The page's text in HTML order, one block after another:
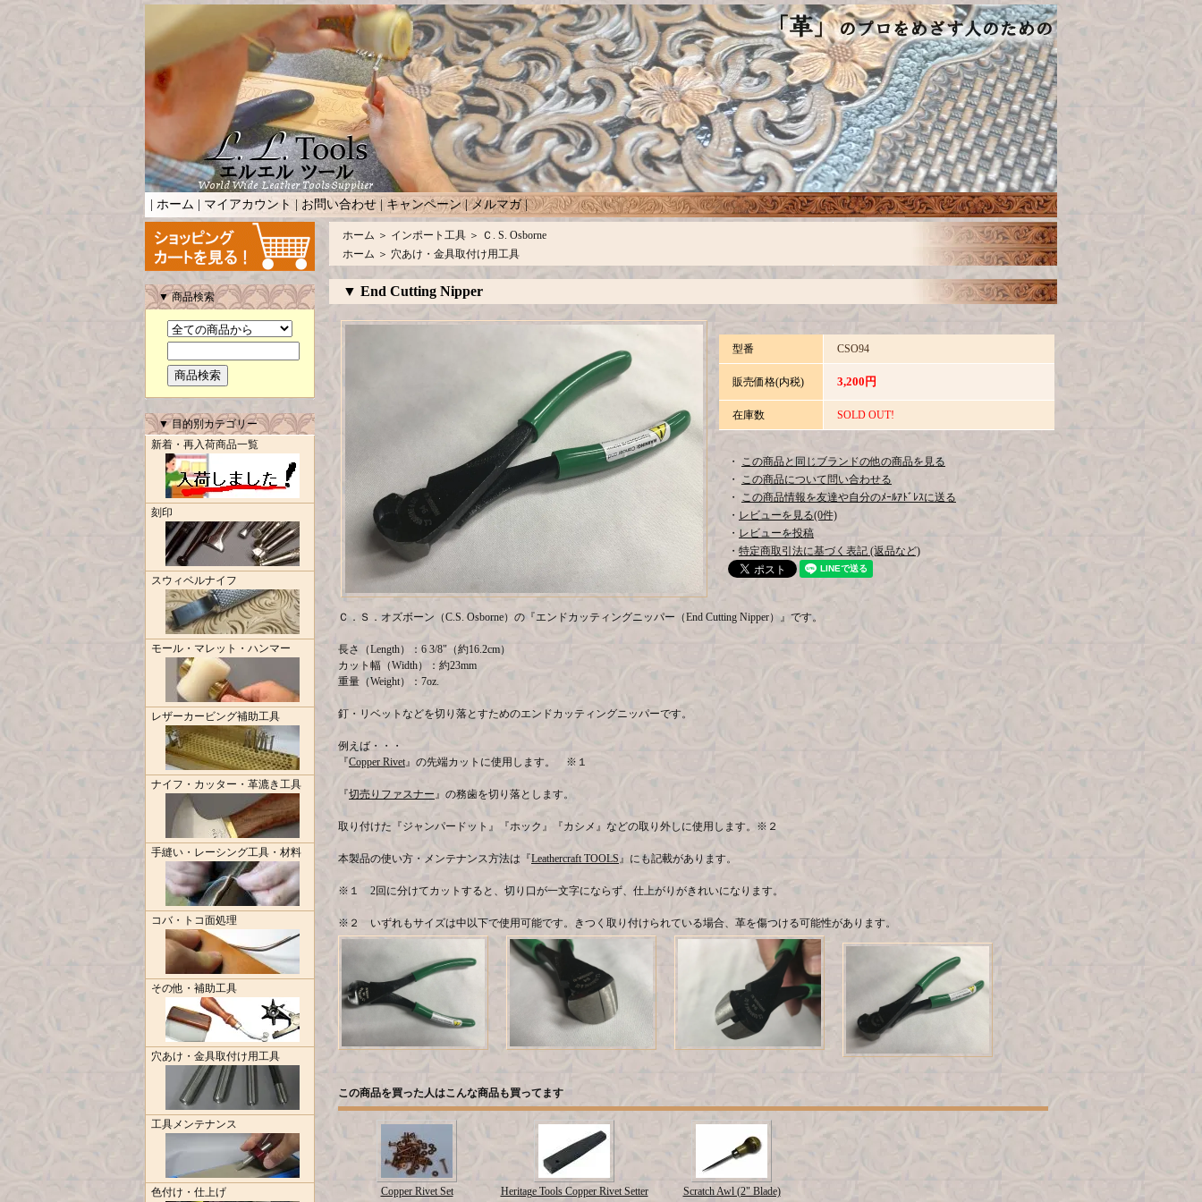
ホーム マイアカウント | お問い合わせ | キャンペーン|メルマガ|
▼ 商品検索
▼ 目的別カテゴリー
新着・再入荷商品一覧
刻印
スウィベルナイフ
モール・マレット・ハンマー
レザーカービング補助工具
ナイフ・カッター・革漉き工具
手縫い・レーシング工具・材料
コバ・トコ面処理
その他・補助工具
穴あけ・金具取付け用工具
工具メンテナンス
色付け・仕上げ
ホーム ＞ インポート工具 ＞ Ｃ. S. Osborne
ホーム ＞ 穴あけ・金具取付け用工具
▼ End Cutting Nipper
型番 CSO94
販売価格(内税) 3,200円
在庫数 SOLD OUT!
・ この商品と同じブランドの他の商品を見る
・ この商品について問い合わせる
・ この商品情報を友達や自分のﾒｰﾙｱﾄﾞﾚｽに送る
・ レビューを見る(0件)
・ レビューを投稿
・ 特定商取引法に基づく表記 (返品など)
Ｃ．Ｓ．オズボーン（C.S. Osborne）の『エンドカッティングニッパー（End Cutting Nipper）』です。
長さ（Length）：6 3/8"（約16.2cm）
カット幅（Width）：約23mm
重量（Weight）：7oz.
釘・リベットなどを切り落とすためのエンドカッティングニッパーです。
例えば・・・
『Copper Rivet』の先端カットに使用します。 ※１
『切売りファスナー』の務歯を切り落とします。
取り付けた『ジャンパードット』『ホック』『カシメ』などの取り外しに使用します。※２
本製品の使い方・メンテナンス方法は『Leathercraft TOOLS』にも記載があります。
※１ 2回に分けてカットすると、切り口が一文字にならず、仕上がりがきれいになります。
※２ いずれもサイズは中以下で使用可能です。きつく取り付けられている場合、革を傷つける可能性があります。
この商品を買った人はこんな商品も買ってます
Copper Rivet Set Heritage Tools Copper Rivet Setter Scratch Awl (2" Blade)